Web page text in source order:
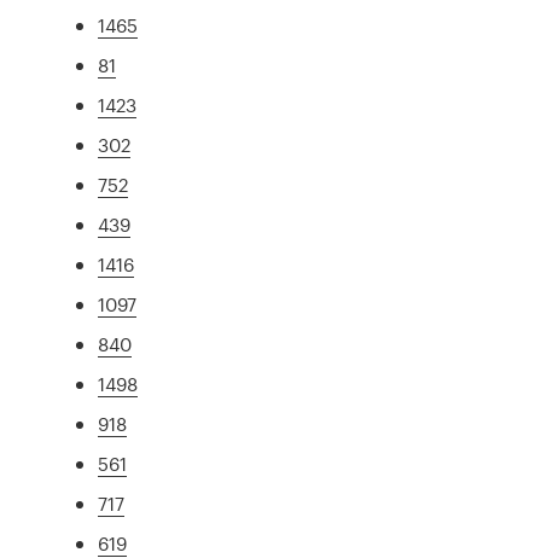
1465
81
1423
302
752
439
1416
1097
840
1498
918
561
717
619